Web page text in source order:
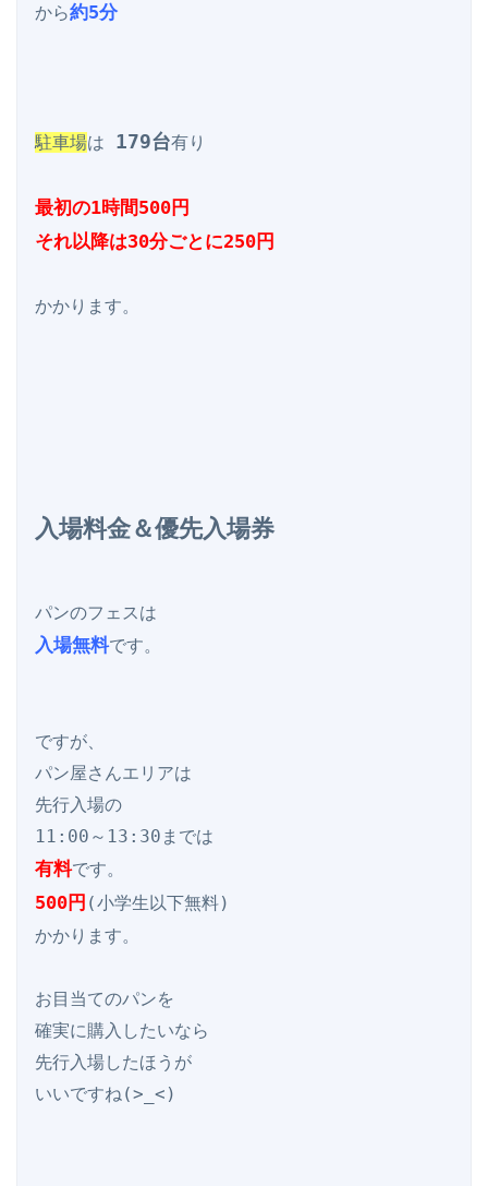
から約5分
駐車場は 179台有り
最初の1時間500円
それ以降は30分ごとに250円
かかります。
入場料金＆優先入場券
入場無料です。
ですが、
パン屋さんエリアは
先行入場の
有料
500円 (小学生以下無料)
かかります。
お目当てのパンを
確実に購入したいなら
先行入場したほうが
いいですね(>_<)